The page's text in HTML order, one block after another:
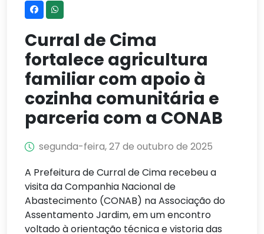
Curral de Cima
fortalece agricultura
familiar com apoio à
cozinha comunitária e
parceria com a CONAB
segunda-feira, 27 de outubro de 2025
A Prefeitura de Curral de Cima recebeu a
visita da Companhia Nacional de
Abastecimento (CONAB) na Associação do
Assentamento Jardim, em um encontro
voltado à orientação técnica e vistoria das